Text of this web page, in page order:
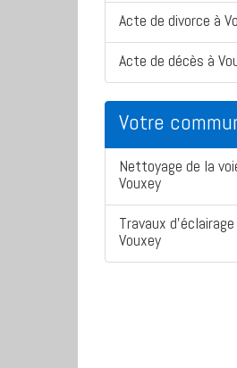
Acte de divorce à
Acte de décès à
Votre
Nettoyage de la
Vouxey
Travaux
Vouxey